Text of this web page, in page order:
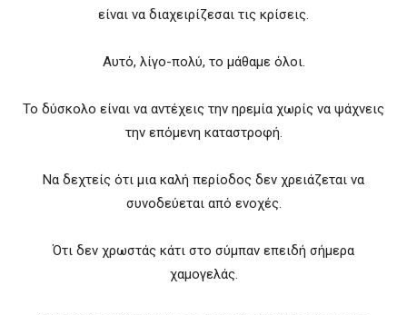
είναι να διαχειρίζεσαι τις κρίσεις.
Αυτό, λίγο-πολύ, το μάθαμε όλοι.
Το δύσκολο είναι να αντέχεις την ηρεμία χωρίς να ψάχνεις
την επόμενη καταστροφή.
Να δεχτείς ότι μια καλή περίοδος δεν χρειάζεται να
συνοδεύεται από ενοχές.
Ότι δεν χρωστάς κάτι στο σύμπαν επειδή σήμερα
χαμογελάς.